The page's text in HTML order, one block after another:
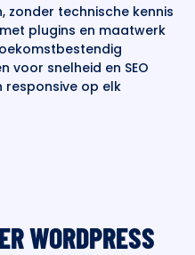
zonder technische kennis
plugins en maatwerk
voor snelheid en SEO
responsive op elk
WORDPRESS